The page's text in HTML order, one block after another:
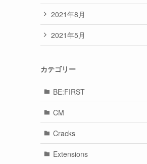
2021年8月
2021年5月
カテゴリー
BE:FIRST
CM
Cracks
Extensions